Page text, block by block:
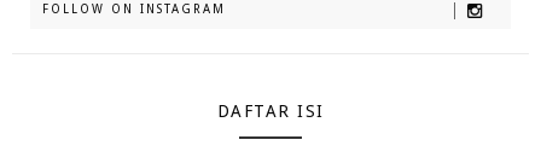
FOLLOW ON INSTAGRAM
DAFTAR ISI